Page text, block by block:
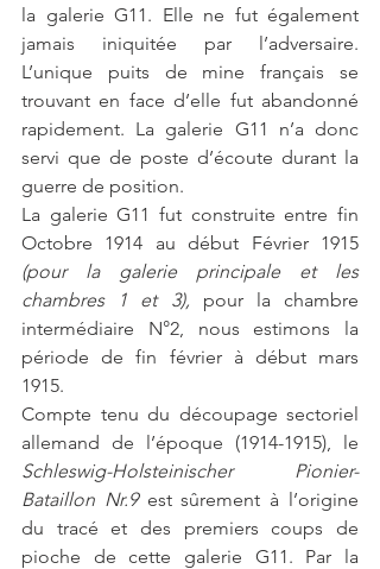
la galerie G11. Elle ne fut également
jamais iniquitée par l’adversaire.
L’unique puits de mine français se
trouvant en face d’elle fut abandonné
rapidement. La galerie G11 n’a donc
servi que de poste d’écoute durant la
guerre de position.
La galerie G11 fut construite entre fin
(pour la galerie principale et les
chambres 1 et 3), pour la chambre
intermédiaire N°2, nous estimons la
période de fin février à début mars
1915.
Compte tenu du découpage sectoriel
Schleswig-Holsteinischer Pionier-
Bataillon Nr.9 est sûrement à l’origine
du tracé et des premiers coups de
pioche de cette galerie G11. Par la